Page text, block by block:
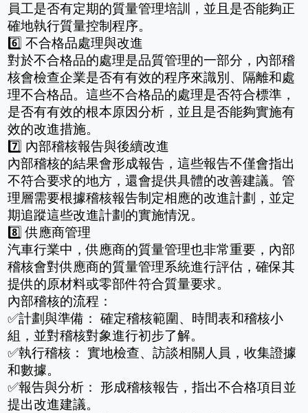
員工是否有定期的質量管理培訓，並且是否能夠正
確地執行質量控制程序。
6️⃣ 不合格品處理與改進
對於不合格品的處理是品質管理的一部分，內部稽
核會檢查企業是否有有效的程序來識別、隔離和處
理不合格品。這些不合格品的處理是否符合標準，
是否有有效的根本原因分析，並且是否能夠實施有
效的改進措施。
7️⃣ 內部稽核報告與後續改進
內部稽核的結果會形成報告，這些報告不僅會指出
不符合要求的地方，還會提供具體的改善建議。管
理層需要根據稽核報告制定相應的改進計劃，並定
期追蹤這些改進計劃的實施情況。
8️⃣ 供應商管理
汽車行業中，供應商的質量管理也非常重要，內部
稽核會對供應商的質量管理系統進行評估，確保其
提供的原材料或零部件符合質量要求。
內部稽核的流程：
✅計劃與準備： 確定稽核範圍、時間表和稽核小
組，並對稽核對象進行初步了解。
✅執行稽核： 實地檢查、訪談相關人員，收集證據
和數據。
✅報告與分析： 形成稽核報告，指出不合格項目並
提出改進建議。